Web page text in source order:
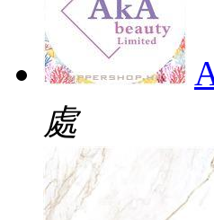
處